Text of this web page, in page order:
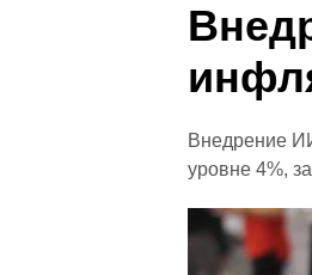
Внедрение
уровне 4%,